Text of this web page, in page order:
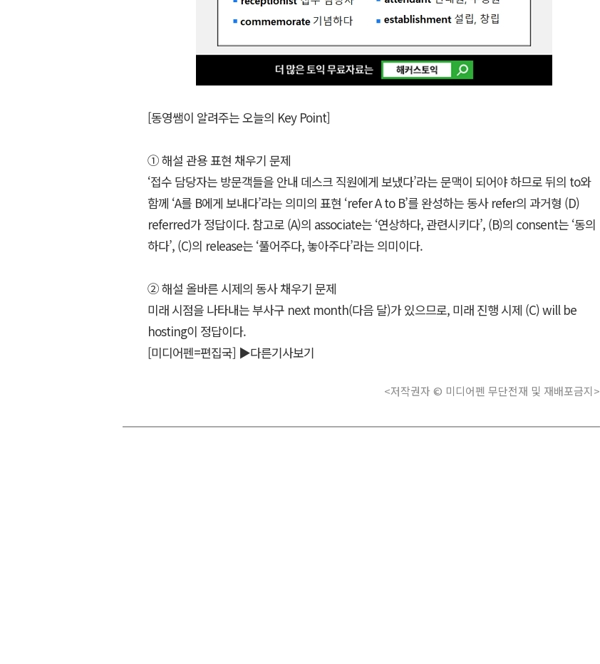
[동영쌤이 알려주는 오늘의 Key Point]
① 해설 관용 표현 채우기 문제
‘접수 담당자는 방문객들을 안내 데스크 직원에게 보냈다’라는 문맥이 되어야 하므로 뒤의 to와
함께 ‘A를 B에게 보내다’라는 의미의 표현 ‘refer A to B’를 완성하는 동사 refer의 과거형 (D)
referred가 정답이다. 참고로 (A)의 associate는 ‘연상하다, 관련시키다’, (B)의 consent는 ‘동의
하다’, (C)의 release는 ‘풀어주다, 놓아주다’라는 의미이다.
② 해설 올바른 시제의 동사 채우기 문제
미래 시점을 나타내는 부사구 next month(다음 달)가 있으므로, 미래 진행 시제 (C) will be
hosting이 정답이다.
[미디어펜=편집국] ▶다른기사보기
<저작권자 © 미디어펜 무단전재 및 재배포금지>